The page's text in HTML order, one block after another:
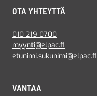
OTA YHTEYTTÄ
010 219 0700
myynti@elpac.fi
etunimi.sukunimi@elpac.fi
VANTAA